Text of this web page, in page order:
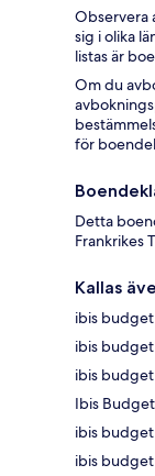
Observera
sig i olika
listas är
Om du
för
Detta
Frankrikes
Kallas
ibis
ibis
ibis
Ibis
ibis
ibis